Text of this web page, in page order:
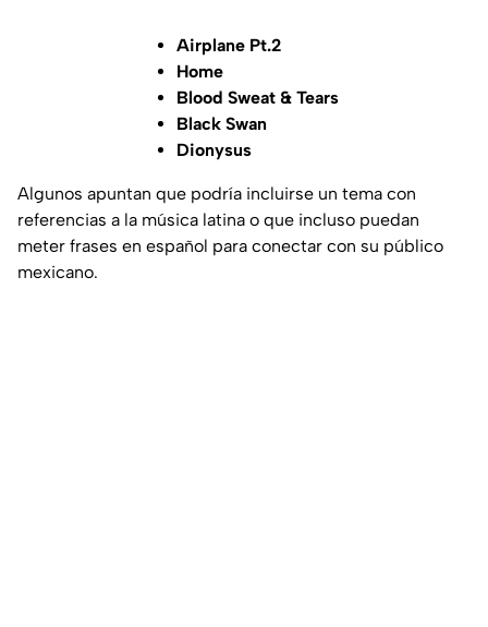
Airplane Pt.2
Home
Blood Sweat & Tears
Black Swan
Dionysus
Algunos apuntan que podría incluirse un tema con
referencias a la música latina o que incluso puedan
meter frases en español para conectar con su público
mexicano.